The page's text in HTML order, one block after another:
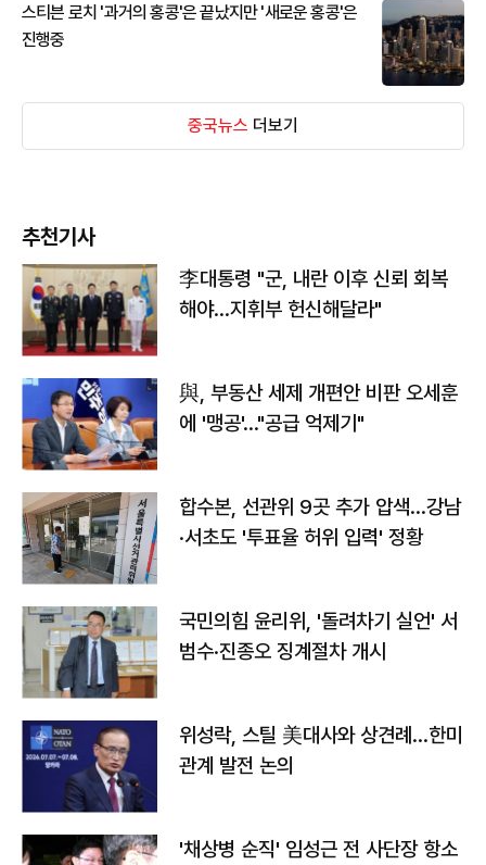
스티븐 로치 '과거의 홍콩'은 끝났지만 '새로운 홍콩'은
진행중
중국뉴스 더보기
추천기사
李대통령 "군, 내란 이후 신뢰 회복
해야…지휘부 헌신해달라"
與, 부동산 세제 개편안 비판 오세훈
에 '맹공'…"공급 억제기"
합수본, 선관위 9곳 추가 압색…강남
·서초도 '투표율 허위 입력' 정황
국민의힘 윤리위, '돌려차기 실언' 서
범수·진종오 징계절차 개시
위성락, 스틸 美대사와 상견례…한미
관계 발전 논의
'채상병 순직' 임성근 전 사단장 항소